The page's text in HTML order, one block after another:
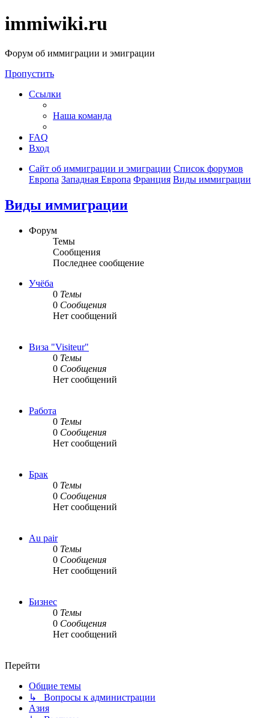
immiwiki.ru
Форум об иммиграции и эмиграции
Пропустить
Ссылки
Наша команда
FAQ
Вход
Сайт об иммиграции и эмиграции Список форумов
Европа Западная Европа Франция Виды иммиграции
Виды иммиграции
Форум
Темы
Сообщения
Последнее сообщение
Учёба
0 Темы
0 Сообщения
Нет сообщений
Виза "Visiteur"
0 Темы
0 Сообщения
Нет сообщений
Работа
0 Темы
0 Сообщения
Нет сообщений
Брак
0 Темы
0 Сообщения
Нет сообщений
Au pair
0 Темы
0 Сообщения
Нет сообщений
Бизнес
0 Темы
0 Сообщения
Нет сообщений
Перейти
Общие темы
↳ Вопросы к администрации
Азия